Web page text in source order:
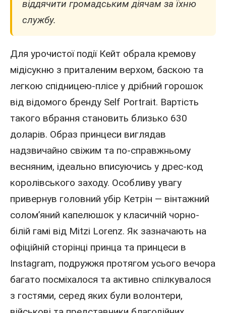
віддячити громадським діячам за їхню
службу.
Для урочистої подіїКейт обрала кремову
мідісукню з приталеним верхом, баскою та
легкою спідницею-плісе у дрібний горошок
від відомого бренду Self Portrait. Вартість
такого вбрання становить близько 630
доларів. Образ принцеси виглядав
надзвичайно свіжим та по-справжньому
весняним, ідеально вписуючись у дрес-код
королівського заходу. Особливу увагу
привернув головний убір Кетрін — вінтажний
солом’яний капелюшок у класичній чорно-
білій гамі від Mitzi Lorenz. Як зазначають на
офіційній сторінці принца та принцеси в
Instagram, подружжя протягом усього вечора
багато посміхалося та активно спілкувалося
з гостями, серед яких були волонтери,